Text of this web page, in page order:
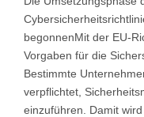
begonnenMit der EU-
Vorgaben für die
Bestimmte
verpflichtet,
einzuführen. Damit